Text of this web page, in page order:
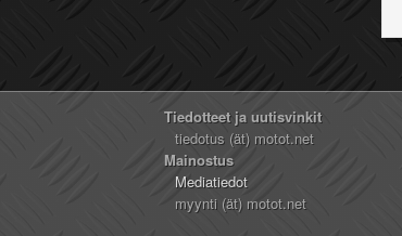
Tiedotteet ja uutisvinkit
tiedotus (ät) motot.net
Mainostus
Mediatiedot
myynti (ät) motot.net